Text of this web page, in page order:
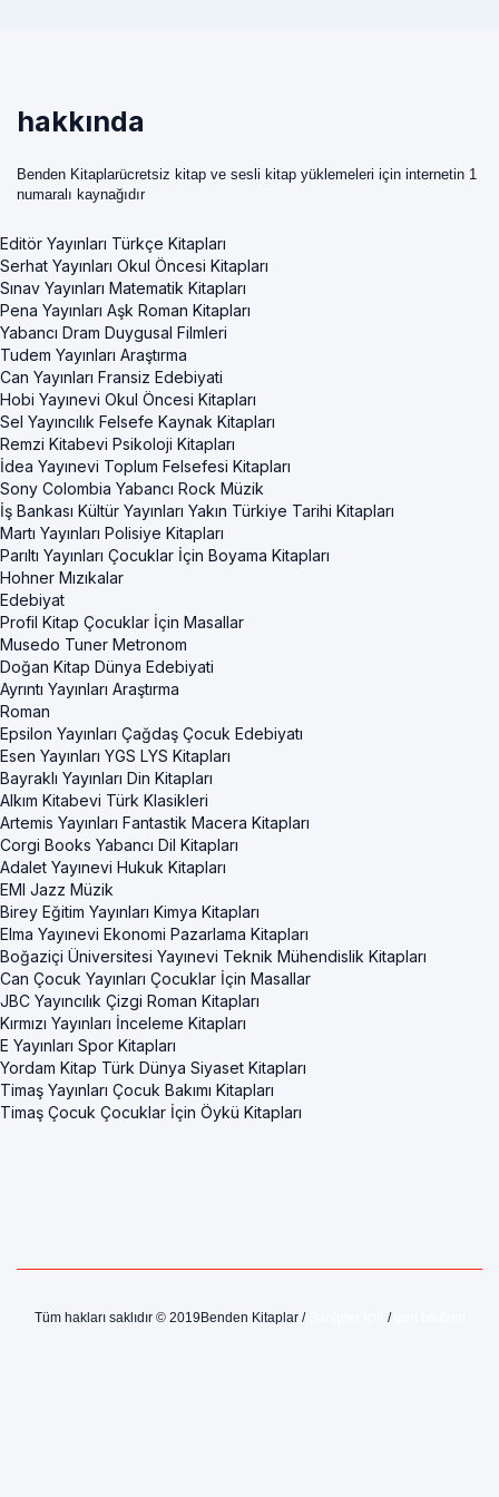
hakkında
Benden Kitaplarücretsiz kitap ve sesli kitap yüklemeleri için internetin 1
numaralı kaynağıdır
Editör Yayınları Türkçe Kitapları
Serhat Yayınları Okul Öncesi Kitapları
Sınav Yayınları Matematik Kitapları
Pena Yayınları Aşk Roman Kitapları
Yabancı Dram Duygusal Filmleri
Tudem Yayınları Araştırma
Can Yayınları Fransiz Edebiyati
Hobi Yayınevi Okul Öncesi Kitapları
Sel Yayıncılık Felsefe Kaynak Kitapları
Remzi Kitabevi Psikoloji Kitapları
İdea Yayınevi Toplum Felsefesi Kitapları
Sony Colombia Yabancı Rock Müzik
İş Bankası Kültür Yayınları Yakın Türkiye Tarihi Kitapları
Martı Yayınları Polisiye Kitapları
Parıltı Yayınları Çocuklar İçin Boyama Kitapları
Hohner Mızıkalar
Edebiyat
Profil Kitap Çocuklar İçin Masallar
Musedo Tuner Metronom
Doğan Kitap Dünya Edebiyati
Ayrıntı Yayınları Araştırma
Roman
Epsilon Yayınları Çağdaş Çocuk Edebiyatı
Esen Yayınları YGS LYS Kitapları
Bayraklı Yayınları Din Kitapları
Alkım Kitabevi Türk Klasikleri
Artemis Yayınları Fantastik Macera Kitapları
Corgi Books Yabancı Dil Kitapları
Adalet Yayınevi Hukuk Kitapları
EMI Jazz Müzik
Birey Eğitim Yayınları Kimya Kitapları
Elma Yayınevi Ekonomi Pazarlama Kitapları
Boğaziçi Üniversitesi Yayınevi Teknik Mühendislik Kitapları
Can Çocuk Yayınları Çocuklar İçin Masallar
JBC Yayıncılık Çizgi Roman Kitapları
Kırmızı Yayınları İnceleme Kitapları
E Yayınları Spor Kitapları
Yordam Kitap Türk Dünya Siyaset Kitapları
Timaş Yayınları Çocuk Bakımı Kitapları
Timaş Çocuk Çocuklar İçin Öykü Kitapları
Tüm hakları saklıdır © 2019Benden Kitaplar / /